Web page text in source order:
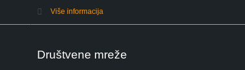
Više informacija
Društvene mreže